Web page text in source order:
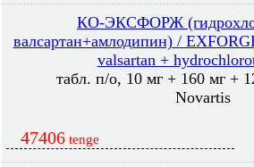
КО-ЭКСФОРЖ
валсартан+амлодипин) /
valsartan +
табл. п/о, 10 мг + 160 мг +
Novartis
47406 tenge